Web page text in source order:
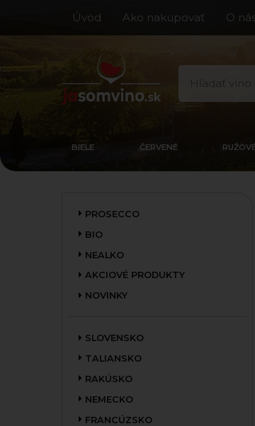
Úvod Ako nakupovať O
BIELE ČERVENÉ
PROSECCO
BIO
NEALKO
AKCIOVÉ PRODUKTY
NOVINKY
SLOVENSKO
TALIANSKO
RAKÚSKO
NEMECKO
FRANCÚZSKO